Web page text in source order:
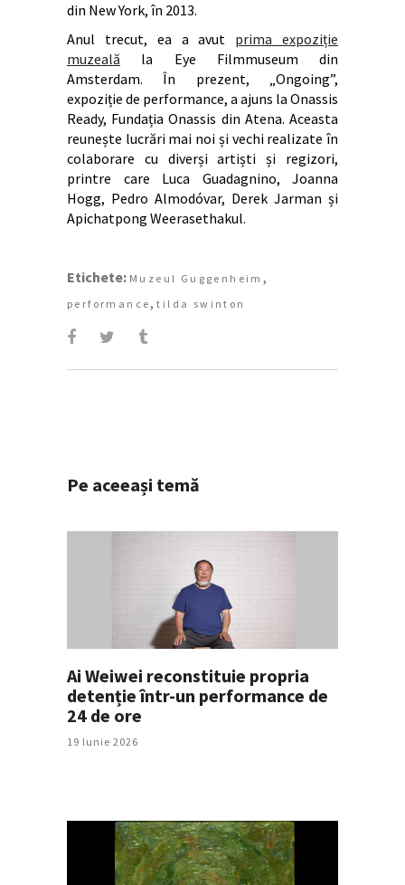
din New York, în 2013.
Anul trecut, ea a avut prima expoziție
muzeală la Eye Filmmuseum din
Amsterdam. În prezent, „Ongoing”,
expoziție de performance, a ajuns la Onassis
Ready, Fundația Onassis din Atena. Aceasta
reunește lucrări mai noi și vechi realizate în
colaborare cu diverși artiști și regizori,
printre care Luca Guadagnino, Joanna
Hogg, Pedro Almodóvar, Derek Jarman și
Apichatpong Weerasethakul.
Etichete: Muzeul Guggenheim ,
performance ,tilda swinton
Pe aceeași temă
Ai Weiwei reconstituie propria
detenție într-un performance de
24 de ore
19 Iunie 2026